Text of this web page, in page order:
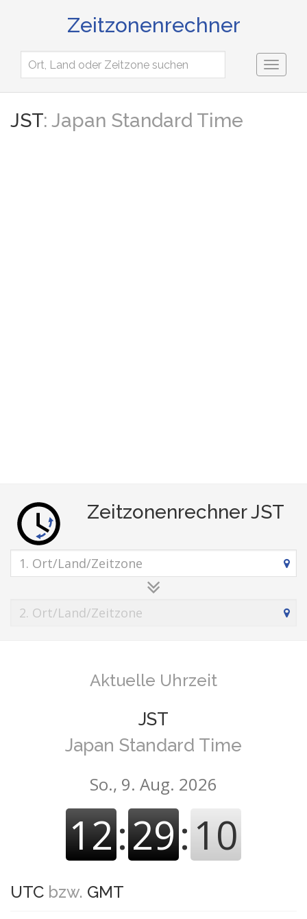
Zeitzonenrechner
Toggle
JST: Japan Standard Time
Zeitzonenrechner JST
Aktuelle Uhrzeit
JST
Japan Standard Time
So., 9. Aug. 2026
12:29:10
UTC bzw. GMT